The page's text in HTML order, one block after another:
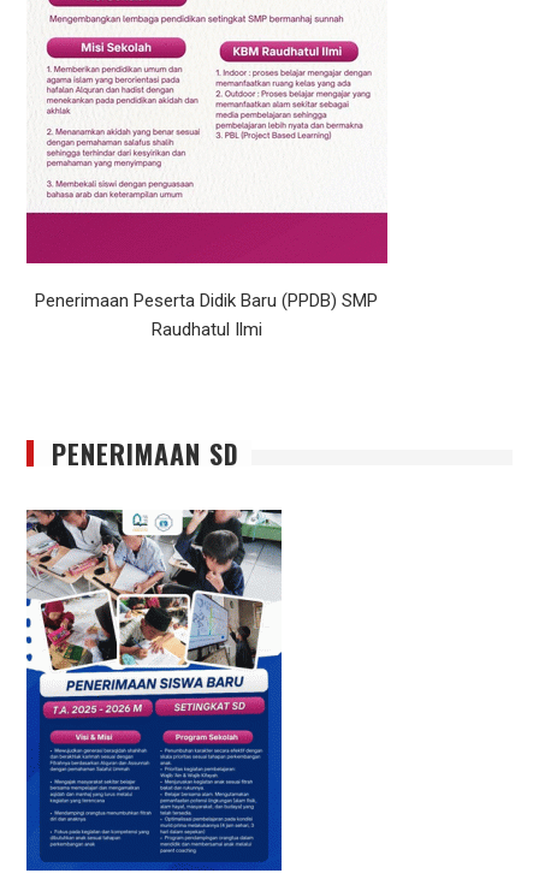
Penerimaan Peserta Didik Baru (PPDB) SMP
Raudhatul Ilmi
PENERIMAAN SD